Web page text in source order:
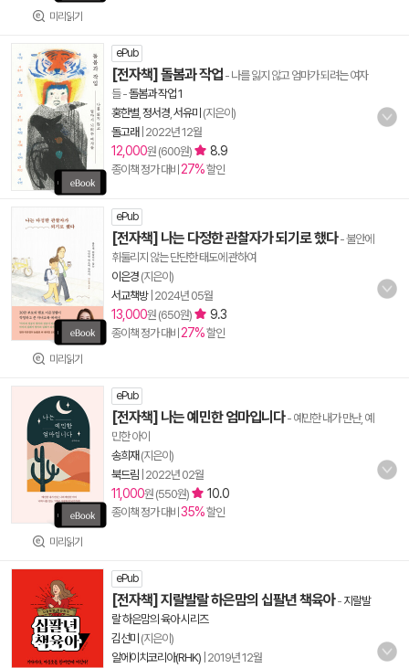
미리읽기
ePub
[전자책] 돌봄과 작업 - 나를 잃지 않고 엄마가 되려는 여자
들-돌봄과 작업 1
홍한별 정서경 서유미 (지은이)
돌고래 2022년 12월
12,000원 (600원) 8.9
종이책 정가 대비 27%할인
미리읽기
ePub
[전자책] 나는 다정한 관찰자가 되기로 했다- 불안에
휘둘리지 않는 단단한 태도에 관하여
이은경 (지은이)
서교책방| 2024년 05월
13,000원 (650원) 9.3
종이책 정가 대비 27%할인
미리읽기
ePub
[전자책] 나는 예민한 엄마입니다- 예민한 내가 만난, 예
민한 아이
송희재 (지은이)
북드림 2022년 02월
11,000원 (550원) 10.0
종이책 정가 대비 35%할인
ePub
[전자책] 지랄발랄 하은맘의 십팔년 책육아- 지랄발
랄 하은맘의 육아 시리즈
김선미 (지은이)
알에이치코리아(RHK) 2019년 12월